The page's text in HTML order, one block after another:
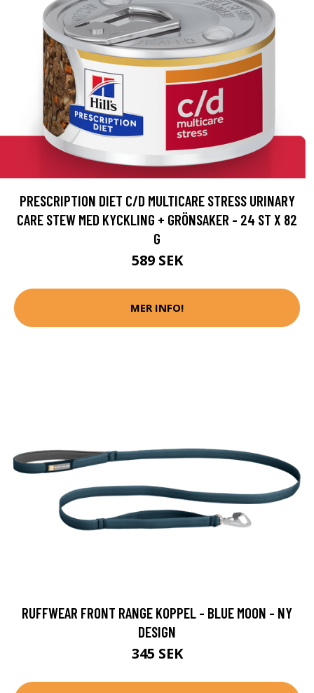
PRESCRIPTION DIET C/D MULTICARE STRESS URINARY
CARE STEW MED KYCKLING + GRÖNSAKER - 24 ST X 82
G
589 SEK
MER INFO!
RUFFWEAR FRONT RANGE KOPPEL - BLUE MOON - NY
DESIGN
345 SEK